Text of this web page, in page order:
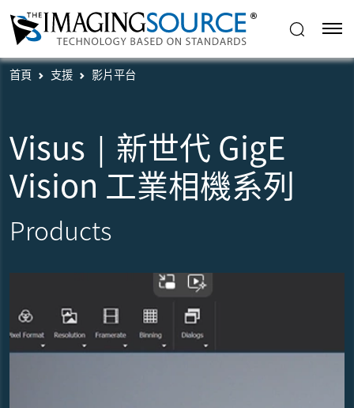
首頁 支援 影片平台
Visus｜新世代 GigE
Vision 工業相機系列
Products